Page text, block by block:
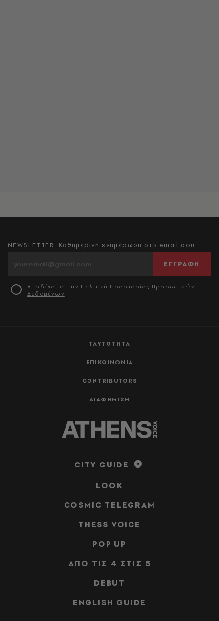
ΤΑΥΤΟΤΗΤΑ
ΕΠΙΚΟΙΝΩΝΙΑ
CONTRIBUTORS
ΔΙΑΦΗΜΙΣΗ
NEWSLETTER: Καθημερινή ενημέρωση στο email σου
ΕΓΓΡΑΦΗ
Αποδέχομαι την Πολιτική Προστασίας Προσωπικών
Δεδομένων
CITY GUIDE
LOOK
COSMIC TELEGRAM
THESS VOICE
POP UP
ΑΠΟ ΤΙΣ 4 ΣΤΙΣ 5
DEBUT
ENGLISH GUIDE